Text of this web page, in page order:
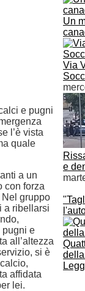
Un
Via
e
e pugni
l’è vista
quale
a un
con forza
gruppo
a ribellarsi
pugni e
all’altezza
si è
affidata
lei.